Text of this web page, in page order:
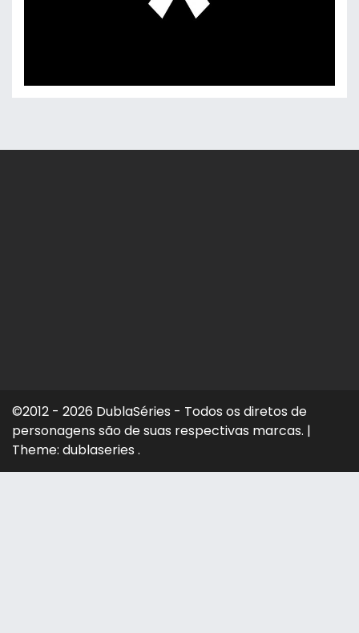
©2012 - 2026 DublaSéries - Todos os diretos de
personagens são de suas respectivas marcas. |
Theme: dublaseries .